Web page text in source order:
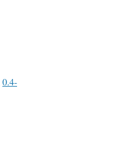
0.4-